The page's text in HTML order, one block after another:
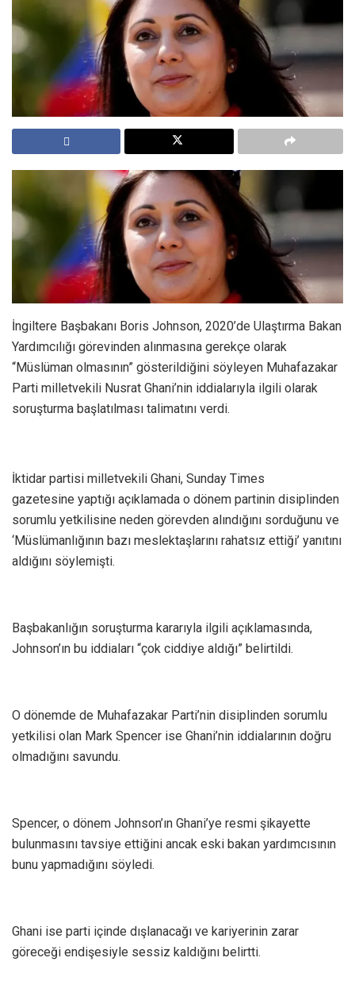
İngiltere Başbakanı Boris Johnson, 2020’de Ulaştırma Bakan
Yardımcılığı görevinden alınmasına gerekçe olarak
“Müslüman olmasının” gösterildiğini söyleyen Muhafazakar
Parti milletvekili Nusrat Ghani’nin iddialarıyla ilgili olarak
soruşturma başlatılması talimatını verdi.
İktidar partisi milletvekili Ghani, Sunday Times
gazetesine yaptığı açıklamada o dönem partinin disiplinden
sorumlu yetkilisine neden görevden alındığını sorduğunu ve
‘Müslümanlığının bazı meslektaşlarını rahatsız ettiği’ yanıtını
aldığını söylemişti.
Başbakanlığın soruşturma kararıyla ilgili açıklamasında,
Johnson’ın bu iddiaları “çok ciddiye aldığı” belirtildi.
O dönemde de Muhafazakar Parti’nin disiplinden sorumlu
yetkilisi olan Mark Spencer ise Ghani’nin iddialarının doğru
olmadığını savundu.
Spencer, o dönem Johnson’ın Ghani’ye resmi şikayette
bulunmasını tavsiye ettiğini ancak eski bakan yardımcısının
bunu yapmadığını söyledi.
Ghani ise parti içinde dışlanacağı ve kariyerinin zarar
göreceği endişesiyle sessiz kaldığını belirtti.